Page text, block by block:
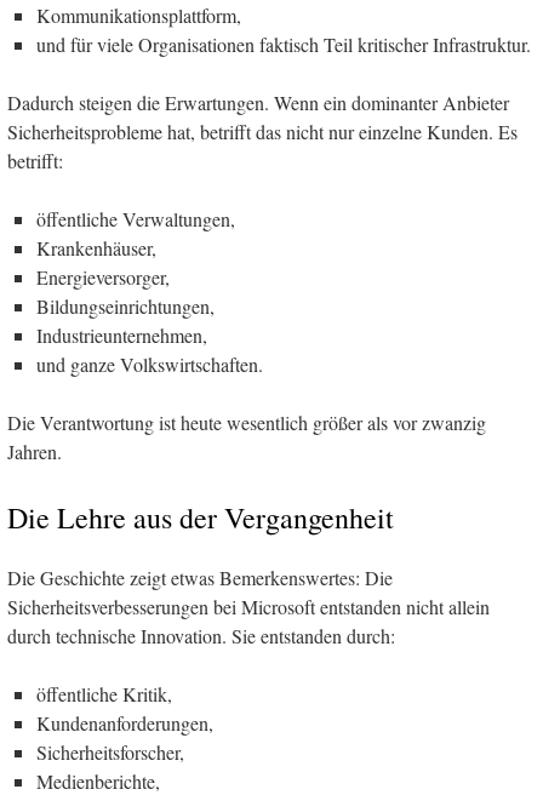
Kommunikationsplattform,
und für viele Organisationen faktisch Teil kritischer Infrastruktur.
Dadurch steigen die Erwartungen. Wenn ein dominanter Anbieter
Sicherheitsprobleme hat, betrifft das nicht nur einzelne Kunden. Es
betrifft:
öffentliche Verwaltungen,
Krankenhäuser,
Energieversorger,
Bildungseinrichtungen,
Industrieunternehmen,
und ganze Volkswirtschaften.
Die Verantwortung ist heute wesentlich größer als vor zwanzig
Jahren.
Die Lehre aus der Vergangenheit
Die Geschichte zeigt etwas Bemerkenswertes: Die
Sicherheitsverbesserungen bei Microsoft entstanden nicht allein
durch technische Innovation. Sie entstanden durch:
öffentliche Kritik,
Kundenanforderungen,
Sicherheitsforscher,
Medienberichte,